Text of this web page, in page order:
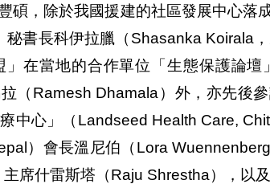
碩，除於我國援建的社區發展中心落
書長科伊拉臘（Shasanka Koirala
在當地的合作單位「生態保護論壇
（Ramesh Dhamala）外，亦先後
中心」（Landseed Health Care,
）會長溫尼伯（Lora
席什雷斯塔（Raju Shrestha），以